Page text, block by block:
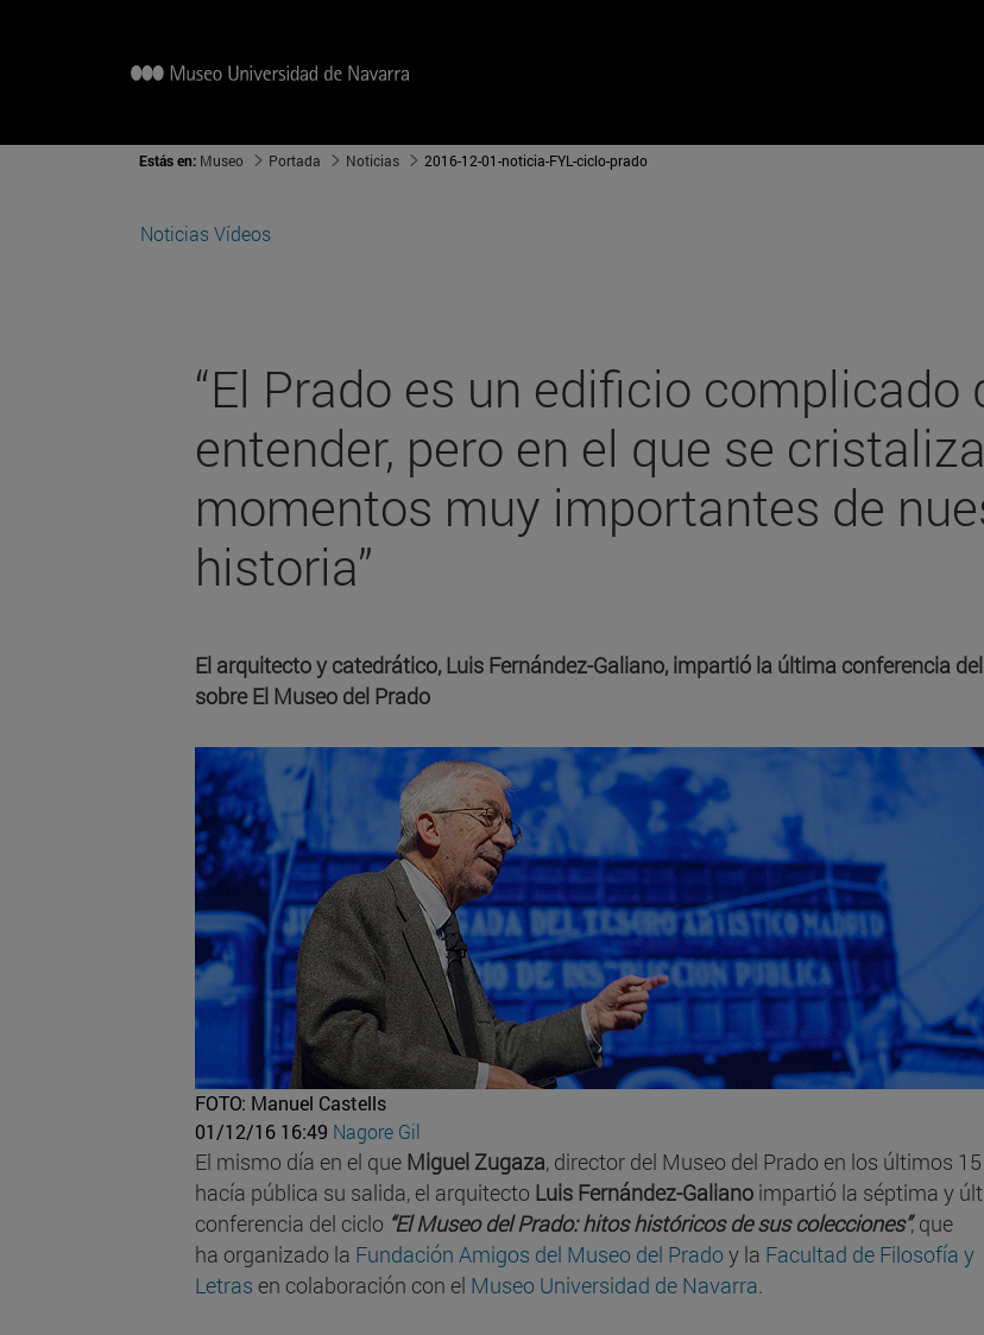
Estás en: Museo Portada Noticias 2016-12-01-noticia-FYL-ciclo-prado
Noticias Vídeos
“El Prado es un edificio complicado
entender, pero en el que se
momentos muy importantes de
historia”
El arquitecto y catedrático, Luis Fernández-Galiano, impartió la última conferencia
sobre El Museo del Prado
FOTO: Manuel Castells
01/12/16 16:49 Nagore Gil
El mismo día en el que Miguel Zugaza, director del Museo del Prado en los últimos
hacía pública su salida, el arquitecto Luis Fernández-Galiano impartió la séptima y
conferencia del ciclo “El Museo del Prado: hitos históricos de sus colecciones”, que
ha organizado la Fundación Amigos del Museo del Pradoy la Facultad de Filosofía y
Letras en colaboración con el Museo Universidad de Navarra.